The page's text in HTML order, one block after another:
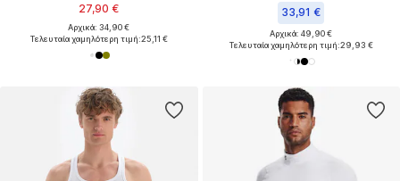
27,90 €
Αρχικά: 34,90 €
Τελευταία χαμηλότερη τιμή:25,11 €
33,91 €
Αρχικά: 49,90 €
Τελευταία χαμηλότερη τιμή:29,93 €